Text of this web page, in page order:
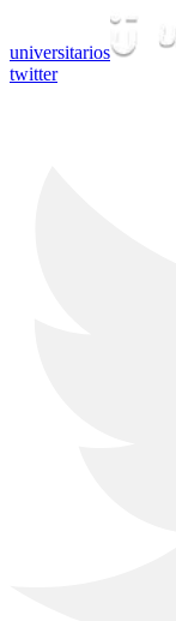
universitarios
twitter